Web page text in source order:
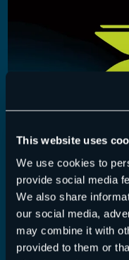
This website uses
We use cookies to
provide social media
We also share
our social media,
may combine it with
provided to them or
365 Total
365 Total Backup,